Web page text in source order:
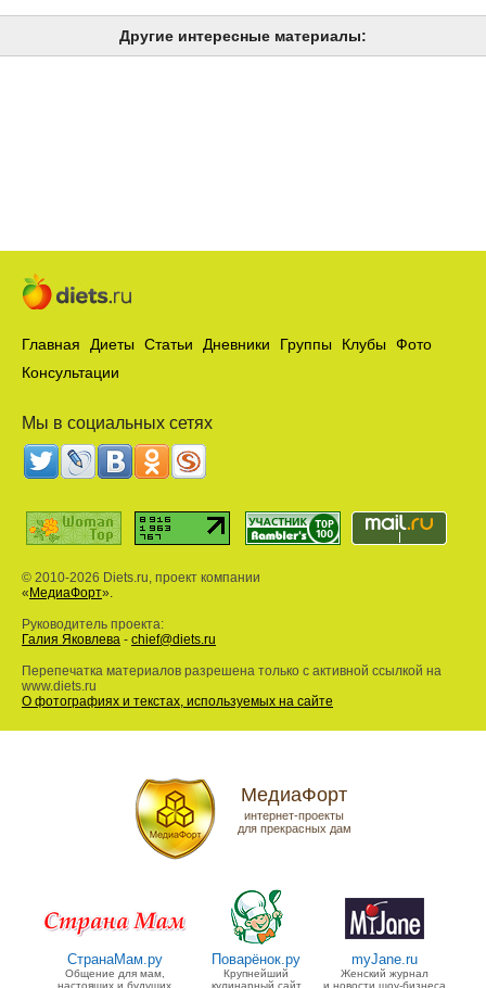
Другие интересные материалы:
Главная Диеты Статьи Дневники Группы Клубы
Фото
Консультации
Мы в социальных сетях
© 2010-2026 Diets.ru, проект компании
« МедиаФорт».
Руководитель проекта:
Галия Яковлева - chief@diets.ru
Перепечатка материалов разрешена только с активной ссылкой на
www.diets.ru
О фотографиях и текстах, используемых на сайте
МедиаФорт
интернет-проекты
для прекрасных дам
СтранаМам.ру
Общение для мам,
настоящих и будущих
Поварёнок.ру
Крупнейший
кулинарный сайт
myJane.ru
Женский журнал
и новости шоу-бизнеса